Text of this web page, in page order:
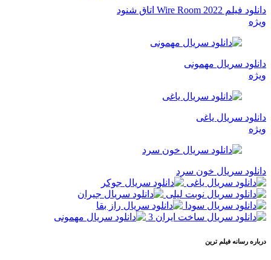
دانلود فیلم Wire Room 2022 اتاق شنود
ویژه
دانلود سریال مهمونی
ویژه
دانلود سریال یاغی
ویژه
دانلود سریال خون سرد
درباره رسانه فيلم ترين